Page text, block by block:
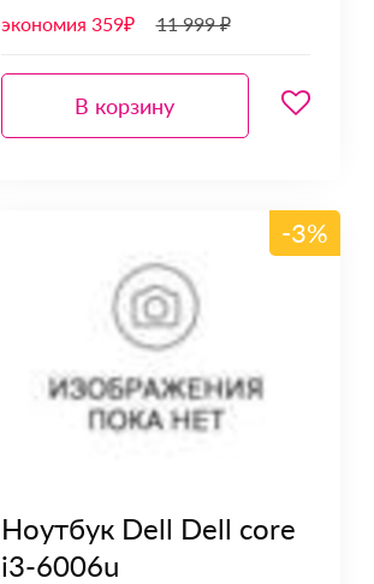
экономия 359₽ 11 999 ₽
В корзину
-3%
Ноутбук Dell Dell core
i3-6006u